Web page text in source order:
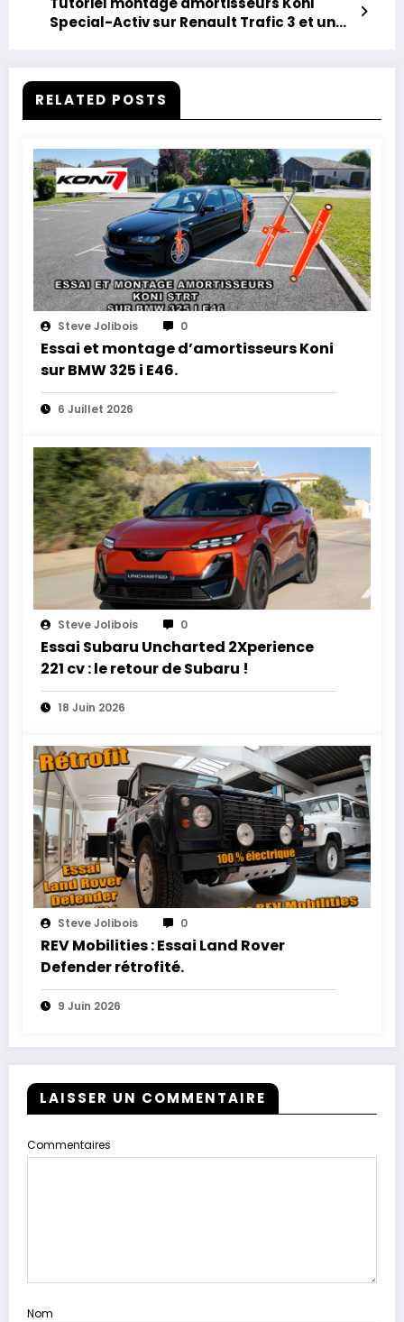
Special-Activ sur Renault Trafic 3 et un
RELATED POSTS
Steve Jolibois 0
Essai et montage d’amortisseurs Koni
sur BMW 325 i E46.
6 Juillet 2026
Steve Jolibois 0
Essai Subaru Uncharted 2Xperience
221 cv : le retour de Subaru !
18 Juin 2026
Steve Jolibois 0
REV Mobilities : Essai Land Rover
Defender rétrofité.
9 Juin 2026
LAISSER UN COMMENTAIRE
Commentaires
Nom